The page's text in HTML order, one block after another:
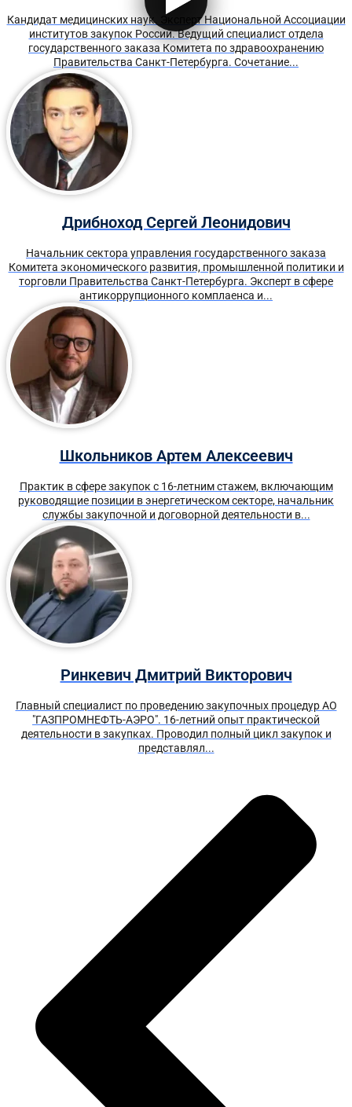
Кандидат медицинских наук. Эксперт Национальной Ассоциации
институтов закупок России. Ведущий специалист отдела
государственного заказа Комитета по здравоохранению
Правительства Санкт-Петербурга. Сочетание...
Дрибноход Сергей Леонидович
Начальник сектора управления государственного заказа
Комитета экономического развития, промышленной политики и
торговли Правительства Санкт-Петербурга. Эксперт в сфере
антикоррупционного комплаенса и...
Школьников Артем Алексеевич
Практик в сфере закупок с 16-летним стажем, включающим
руководящие позиции в энергетическом секторе, начальник
службы закупочной и договорной деятельности в...
Ринкевич Дмитрий Викторович
Главный специалист по проведению закупочных процедур АО
"ГАЗПРОМНЕФТЬ-АЭРО". 16-летний опыт практической
деятельности в закупках. Проводил полный цикл закупок и
представлял...